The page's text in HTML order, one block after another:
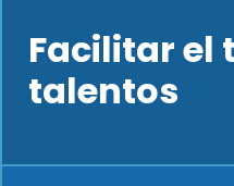
Facilitar el
talentos